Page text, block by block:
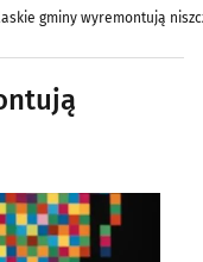
gminy wyremontują